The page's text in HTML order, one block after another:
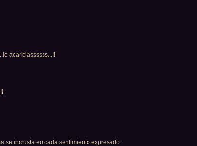
acariciassssss...!!
se incrusta en cada sentimiento expresado.